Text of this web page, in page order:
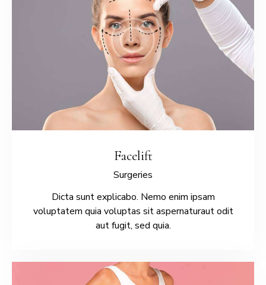
Facelift
Surgeries
Dicta sunt explicabo. Nemo enim ipsam
voluptatem quia voluptas sit aspernaturaut odit
aut fugit, sed quia.